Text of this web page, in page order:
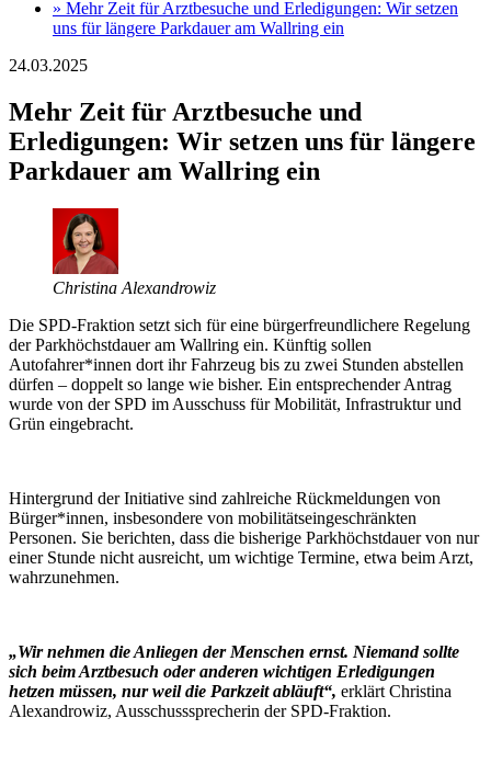
» Mehr Zeit für Arztbesuche und Erledigungen: Wir setzen
uns für längere Parkdauer am Wallring ein
24.03.2025
Mehr Zeit für Arztbesuche und
Erledigungen: Wir setzen uns für längere
Parkdauer am Wallring ein
Christina Alexandrowiz
Die SPD-Fraktion setzt sich für eine bürgerfreundlichere Regelung
der Parkhöchstdauer am Wallring ein. Künftig sollen
Autofahrer*innen dort ihr Fahrzeug bis zu zwei Stunden abstellen
dürfen – doppelt so lange wie bisher. Ein entsprechender Antrag
wurde von der SPD im Ausschuss für Mobilität, Infrastruktur und
Grün eingebracht.
Hintergrund der Initiative sind zahlreiche Rückmeldungen von
Bürger*innen, insbesondere von mobilitätseingeschränkten
Personen. Sie berichten, dass die bisherige Parkhöchstdauer von nur
einer Stunde nicht ausreicht, um wichtige Termine, etwa beim Arzt,
wahrzunehmen.
„Wir nehmen die Anliegen der Menschen ernst. Niemand sollte
sich beim Arztbesuch oder anderen wichtigen Erledigungen
hetzen müssen, nur weil die Parkzeit abläuft“, erklärt Christina
Alexandrowiz, Ausschusssprecherin der SPD-Fraktion.